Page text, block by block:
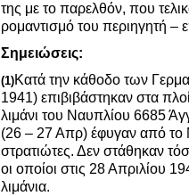
της με το παρελθόν, που
ρομαντισμό του περιηγητή –
Σημειώσεις:
(1)Κατά την κάθοδο των
1941) επιβιβάστηκαν στα
λιμάνι του Ναυπλίου 6685
(26 – 27 Απρ) έφυγαν από το
στρατιώτες. Δεν στάθηκαν
οι οποίοι στις 28 Απριλίου
λιμάνια.